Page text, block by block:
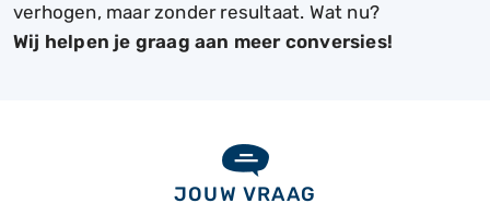
verhogen, maar zonder resultaat. Wat nu?
Wij helpen je graag aan meer conversies!
JOUW VRAAG